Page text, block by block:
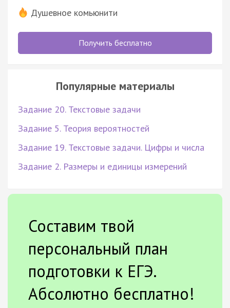
Душевное комьюнити
Получить бесплатно
Популярные материалы
Задание 20. Текстовые задачи
Задание 5. Теория вероятностей
Задание 19. Текстовые задачи. Цифры и числа
Задание 2. Размеры и единицы измерений
Составим твой
персональный план
подготовки к ЕГЭ.
Абсолютно бесплатно!